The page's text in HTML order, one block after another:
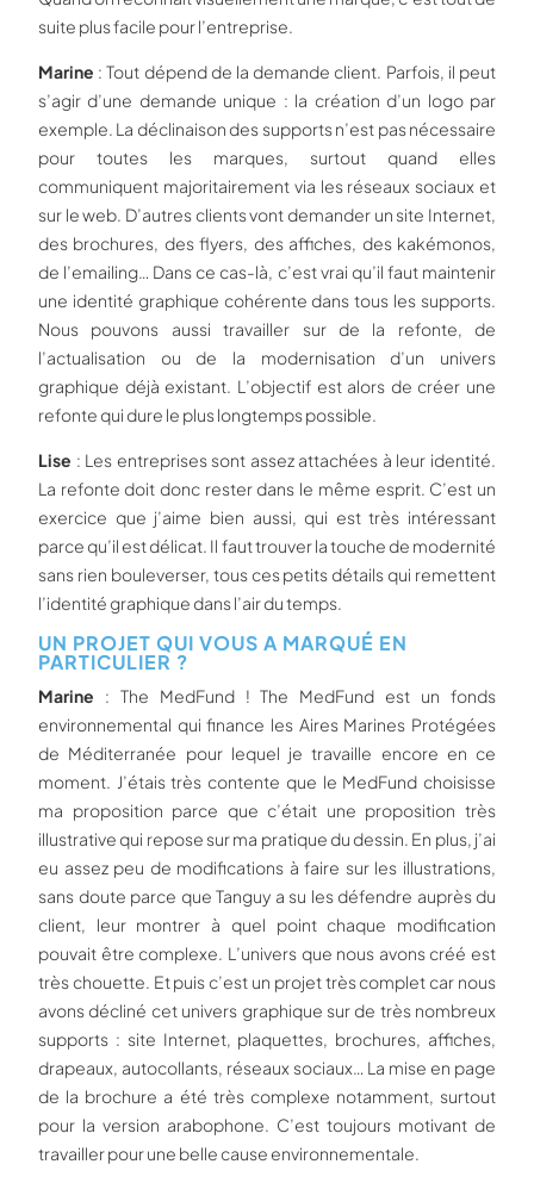
suite plus facile pour l’entreprise.
Marine : Tout dépend de la demande client. Parfois, il peut
s’agir d’une demande unique : la création d’un logo par
exemple. La déclinaison des supports n’est pas nécessaire
pour toutes les marques, surtout quand elles
communiquent majoritairement via les réseaux sociaux et
sur le web. D’autres clients vont demander un site Internet,
des brochures, des flyers, des affiches, des kakémonos,
de l’emailing… Dans ce cas-là, c’est vrai qu’il faut maintenir
une identité graphique cohérente dans tous les supports.
Nous pouvons aussi travailler sur de la refonte, de
l’actualisation ou de la modernisation d’un univers
graphique déjà existant. L’objectif est alors de créer une
refonte qui dure le plus longtemps possible.
Lise : Les entreprises sont assez attachées à leur identité.
La refonte doit donc rester dans le même esprit. C’est un
exercice que j’aime bien aussi, qui est très intéressant
parce qu’il est délicat. Il faut trouver la touche de modernité
sans rien bouleverser, tous ces petits détails qui remettent
l’identité graphique dans l’air du temps.
UN PROJET QUI VOUS A MARQUÉ EN
PARTICULIER ?
Marine : The MedFund ! The MedFund est un fonds
environnemental qui finance les Aires Marines Protégées
de Méditerranée pour lequel je travaille encore en ce
moment. J’étais très contente que le MedFund choisisse
ma proposition parce que c’était une proposition très
illustrative qui repose sur ma pratique du dessin. En plus, j’ai
eu assez peu de modifications à faire sur les illustrations,
sans doute parce que Tanguy a su les défendre auprès du
client, leur montrer à quel point chaque modification
pouvait être complexe. L’univers que nous avons créé est
très chouette. Et puis c’est un projet très complet car nous
avons décliné cet univers graphique sur de très nombreux
supports : site Internet, plaquettes, brochures, affiches,
drapeaux, autocollants, réseaux sociaux… La mise en page
de la brochure a été très complexe notamment, surtout
pour la version arabophone. C’est toujours motivant de
travailler pour une belle cause environnementale.